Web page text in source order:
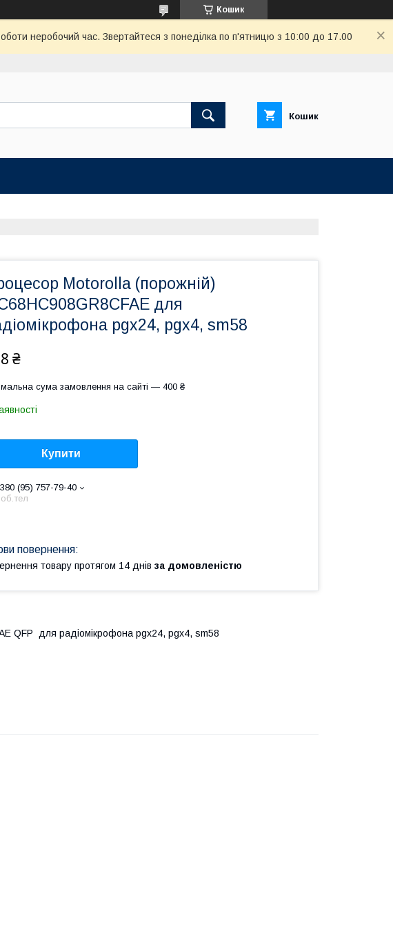
Кошик
неробочий час. Звертайтеся з понеділка по п'ятницю з 10:00 до 17.00
Кошик
Motorolla (порожній)
для
pgx24, pgx4, sm58
₴
сума замовлення на сайті — 400 ₴
Купити
(95) 757-79-40
товару протягом 14 днів за домовленістю
QFP для радіомікрофона pgx24, pgx4, sm58